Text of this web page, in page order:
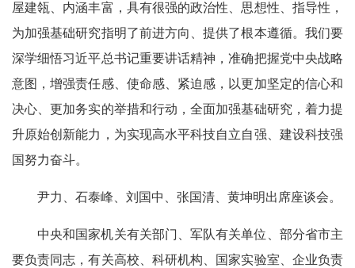
屋建瓴、内涵丰富，具有很强的政治性、思想性、指导性，
为加强基础研究指明了前进方向、提供了根本遵循。我们要
深学细悟习近平总书记重要讲话精神，准确把握党中央战略
意图，增强责任感、使命感、紧迫感，以更加坚定的信心和
决心、更加务实的举措和行动，全面加强基础研究，着力提
升原始创新能力，为实现高水平科技自立自强、建设科技强
国努力奋斗。
尹力、石泰峰、刘国中、张国清、黄坤明出席座谈会。
中央和国家机关有关部门、军队有关单位、部分省市主
要负责同志，有关高校、科研机构、国家实验室、企业负责